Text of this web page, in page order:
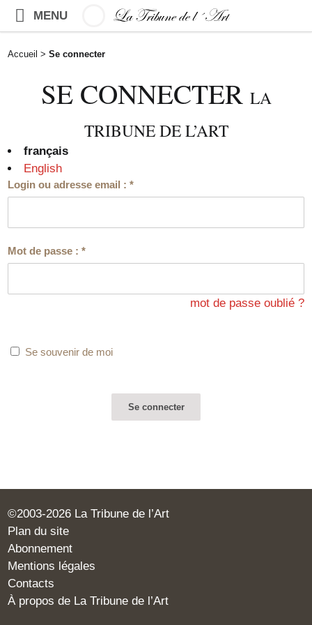
MENU
Accueil > Se connecter
SE CONNECTER LA
TRIBUNE DE L’ART
français
English
Login ou adresse email :*
Mot de passe :*
mot de passe oublié ?
Se souvenir de moi
©2003-2026 La Tribune de l’Art
Plan du site
Abonnement
Mentions légales
Contacts
À propos de La Tribune de l’Art